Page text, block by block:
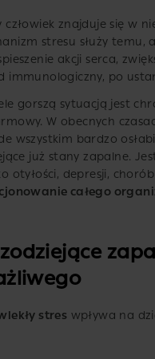
człowiek znajduje się w
stresu służy
akcji serca,
immunologiczny, po
gorszą sytuacją jest
W obecnych
wszystkim bardzo
już stany zapalne.
otyłości, depresji,
całego
stres wpływa na